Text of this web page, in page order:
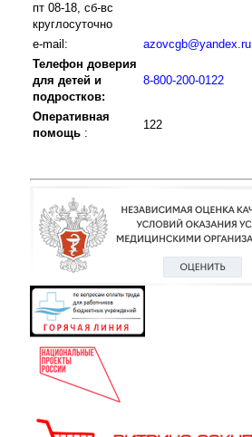
пт 08-18, сб-вс
круглосуточно
e-mail:
azovcgb@yandex.ru
Телефон доверия
для детей и
подростков:
8-800-200-0122
Оперативная
помощь :
122